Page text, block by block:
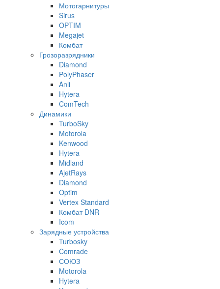
Мотогарнитуры
Sirus
OPTIM
Megajet
Комбат
Грозоразрядники
Diamond
PolyPhaser
Anli
Hytera
ComTech
Динамики
TurboSky
Motorola
Kenwood
Hytera
Midland
AjetRays
Diamond
Optim
Vertex Standard
Комбат DNR
Icom
Зарядные устройства
Turbosky
Comrade
СОЮЗ
Motorola
Hytera